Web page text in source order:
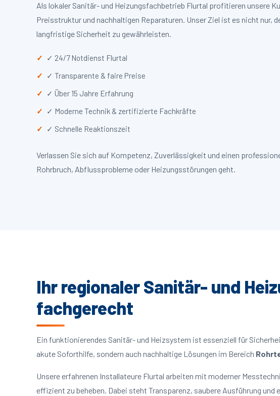
Als lokaler Sanitär- und Heizungsfachbetrieb Flurtal profitieren unsere
Preisstruktur und nachhaltigen Reparaturen. Unser Ziel ist es nicht nur,
langfristige Sicherheit zu gewährleisten.
✓ 24/7 Notdienst Flurtal
✓ Transparente & faire Preise
✓ Über 15 Jahre Erfahrung
✓ Moderne Technik & zertifizierte Fachkräfte
✓ Schnelle Reaktionszeit
Verlassen Sie sich auf Kompetenz, Zuverlässigkeit und einen
Rohrbruch, Abflussprobleme oder Heizungsstörungen geht.
Ihr regionaler Sanitär- und
fachgerecht
Ein funktionierendes Sanitär- und Heizsystem ist essenziell für
akute Soforthilfe, sondern auch nachhaltige Lösungen im Bereich
Unsere erfahrenen Installateure Flurtal arbeiten mit moderner
effizient zu beheben. Dabei steht Transparenz, saubere Ausführung